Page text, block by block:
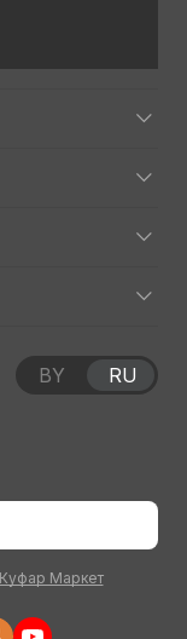
Маркет
BY RU